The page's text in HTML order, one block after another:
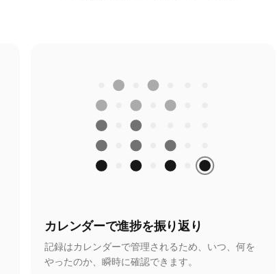
カレンダーで進捗を振り返り
記録はカレンダーで管理されるため、いつ、何を
やったのか、瞬時に確認できます。